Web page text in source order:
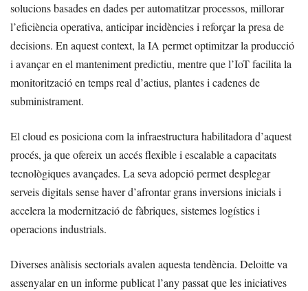
solucions basades en dades per automatitzar processos, millorar
l’eficiència operativa, anticipar incidències i reforçar la presa de
decisions. En aquest context, la IA permet optimitzar la producció
i avançar en el manteniment predictiu, mentre que l’IoT facilita la
monitorització en temps real d’actius, plantes i cadenes de
subministrament.
El cloud es posiciona com la infraestructura habilitadora d’aquest
procés, ja que ofereix un accés flexible i escalable a capacitats
tecnològiques avançades. La seva adopció permet desplegar
serveis digitals sense haver d’afrontar grans inversions inicials i
accelera la modernització de fàbriques, sistemes logístics i
operacions industrials.
Diverses anàlisis sectorials avalen aquesta tendència. Deloitte va
assenyalar en un informe publicat l’any passat que les iniciatives